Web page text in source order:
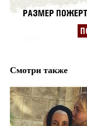
Смотри также